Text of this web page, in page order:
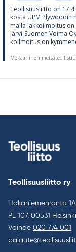
Teol­li­suus­liitto on
kosta UPM Plywoo­din
malla lak­koil­moi­tus
Järvi-Suo­men Voima
koil­moi­tus on
Mekaaninen
Teollisuusliitto ry
Hakaniemenranta 1A
PL 107, 00531 Helsinki
Vaihde 020 774 001